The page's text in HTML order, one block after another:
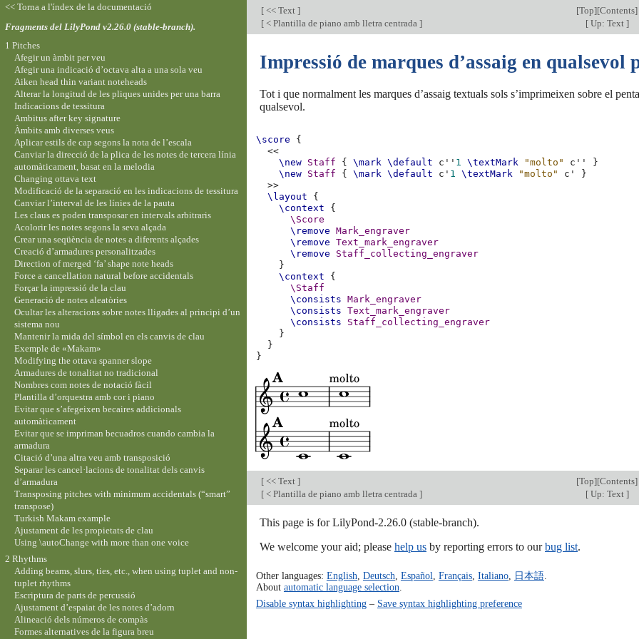
[ << Text ] [Top][Contents]
[ < Plantilla de piano amb lletra centrada ] [Up: Text ]
Impressió de marques d’assaig en qualsevol
Tot i que normalment les marques d’assaig textuals sols s’imprimeixen sobre el
qualsevol.
\score
{
<<
\new Staff { \mark \default c'' 1 \textMark "molto" c''
}
\new Staff { \mark \default c' 1 \textMark "molto" c'
}
>>
\layout
{
\context
{
\Score
\remove
Mark_engraver
\remove
Text_mark_engraver
\remove
Staff_collecting_engraver
}
\context
{
\Staff
\consists
Mark_engraver
\consists
Text_mark_engraver
\consists
Staff_collecting_engraver
}
}
}
[ << Text ] [Top][Contents]
[ < Plantilla de piano amb lletra centrada ] [Up: Text ]
This page is for LilyPond-2.26.0 (stable-branch).
We welcome your aid; please help us by reporting errors to ourbug list.
Other languages: English Deutsch Español Français, Italiano, 日本語.
About automatic language selection
Disable syntax highlighting– Save syntax highlighting preference
<< Torna a l'índex de la documentació
Fragments del LilyPond v2.26.0 (stable-branch).
1 Pitches
Afegir un àmbit per veu
Afegir una indicació d’octava alta a una sola veu
Aiken head thin variant noteheads
Alterar la longitud de les pliques unides per una barra
Indicacions de tessitura
Ambitus after key signature
Àmbits amb diverses veus
Aplicar estils de cap segons la nota de l’escala
Canviar la direcció de la plica de les notes de tercera línia
automàticament, basat en la melodia
Changing ottava text
Modificació de la separació en les indicacions de tessitura
Canviar l’interval de les línies de la pauta
Les claus es poden transposar en intervals arbitraris
Acolorir les notes segons la seva alçada
Crear una seqüència de notes a diferents alçades
Creació d’armadures personalitzades
Direction of merged ‘fa’ shape note heads
Force a cancellation natural before accidentals
Forçar la impressió de la clau
Generació de notes aleatòries
Ocultar les alteracions sobre notes lligades al principi d’un
sistema nou
Mantenir la mida del símbol en els canvis de clau
Exemple de «Makam»
Modifying the ottava spanner slope
Armadures de tonalitat no tradicional
Nombres com notes de notació fàcil
Plantilla d’orquestra amb cor i piano
Evitar que s’afegeixen becaires addicionals
automàticament
Evitar que se impriman becuadros cuando cambia la
armadura
Citació d’una altra veu amb transposició
Separar les cancel·lacions de tonalitat dels canvis
d’armadura
Transposing pitches with minimum accidentals (“smart”
transpose)
Turkish Makam example
Ajustament de les propietats de clau
Using \autoChange with more than one voice
2 Rhythms
Adding beams, slurs, ties, etc., when using tuplet and non-
tuplet rhythms
Escriptura de parts de percussió
Ajustament d’espaiat de les notes d’adorn
Alineació dels números de compàs
Formes alternatives de la figura breu